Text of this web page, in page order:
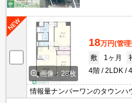
画像：28枚
18万円(管
敷
1ヶ月
4階
2LDK
情報量ナンバーワンのタウンハ